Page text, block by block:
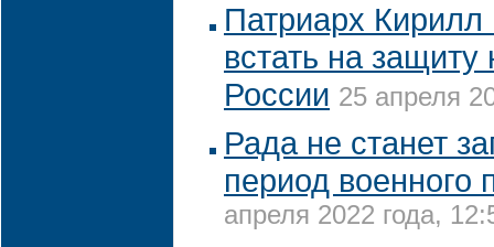
Патриарх Кирилл
встать на защиту
России 25 апреля
Рада не станет
период военного
апреля 2022 года,